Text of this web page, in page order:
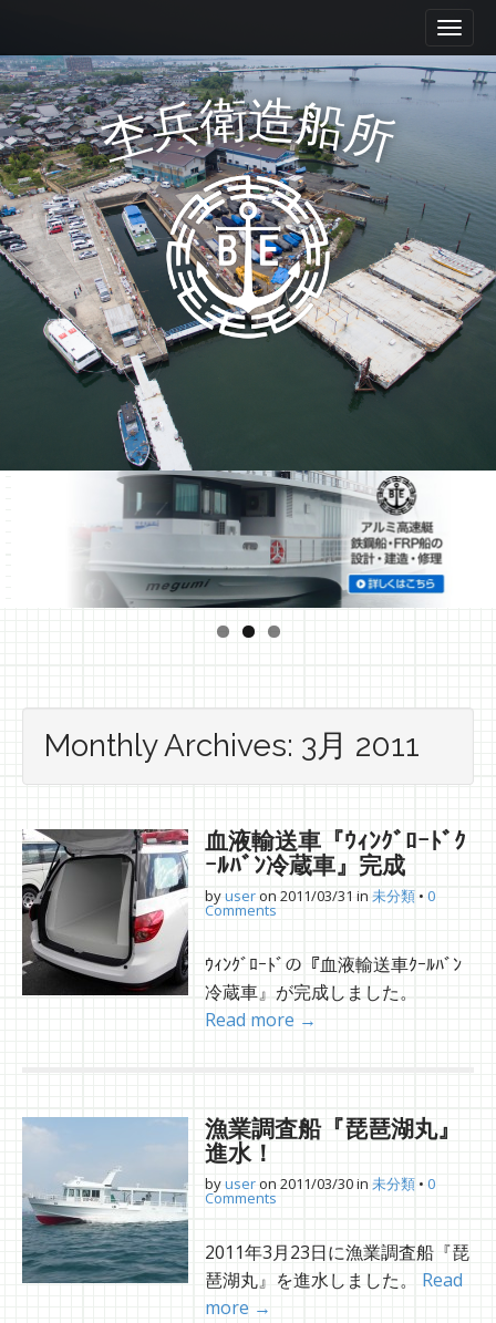
i
n
m
e
n
u
i
p
t
o
c
o
n
t
e
杢兵衛造船所
Mokube shipyard Co., Ltd.
Monthly Archives: 3月 2011
血液輸送車『ｳｨﾝｸﾞﾛｰﾄﾞｸ
ｰﾙﾊﾞﾝ冷蔵車』完成
byuser on 2011/03/31 in 未分類 • 0
Comments
ｳｨﾝｸﾞﾛｰﾄﾞの『血液輸送車ｸｰﾙﾊﾞﾝ
冷蔵車』が完成しました。
Read more →
漁業調査船『琵琶湖丸』
進水！
byuser on 2011/03/30in 未分類 • 0
Comments
2011年3月23日に漁業調査船『琵
琶湖丸』を進水しました。 Read
more →